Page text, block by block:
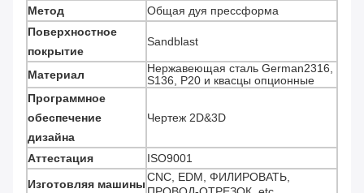
Метод
Общая дуя прессформа
Поверхностное
покрытие
Sandblast
Материал
Нержавеющая сталь German2316,
S136, P20 и квасцы опционные
Программное
обеспечение
дизайна
Чертеж 2D&3D
Аттестация
ISO9001
Изготовляя машины
CNC, EDM, ФИЛИРОВАТЬ,